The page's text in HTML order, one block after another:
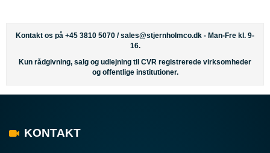
Kontakt os på +45 3810 5070 /sales@stjernholmco.dk - Man-Fre kl. 9-
16.
Kun rådgivning, salg og udlejning til CVR registrerede virksomheder
og offentlige institutioner.
KONTAKT